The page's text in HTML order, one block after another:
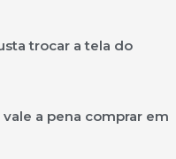
trocar a tela do
vale a pena comprar em